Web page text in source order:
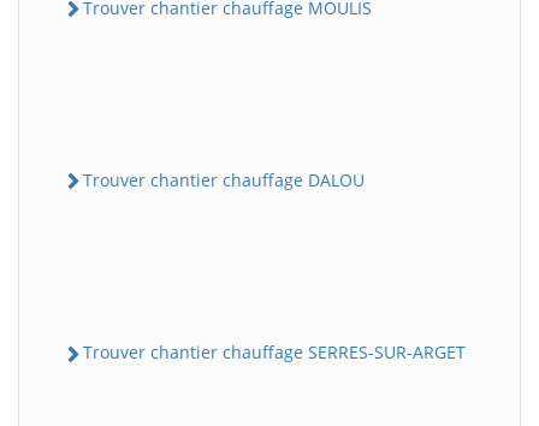
Trouver chantier chauffage MOULIS
Trouver chantier chauffage DALOU
Trouver chantier chauffage SERRES-SUR-ARGET